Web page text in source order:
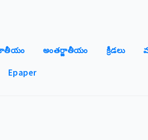
అంతర్జాతీయం క్రీడలు
Epaper